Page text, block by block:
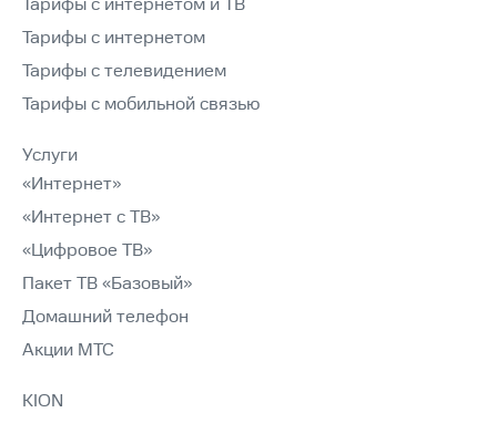
Тарифы с интернетом и ТВ
Тарифы с интернетом
Тарифы с телевидением
Тарифы с мобильной связью
Услуги
«Интернет»
«Интернет с ТВ»
«Цифровое ТВ»
Пакет ТВ «Базовый»
Домашний телефон
Акции МТС
KION